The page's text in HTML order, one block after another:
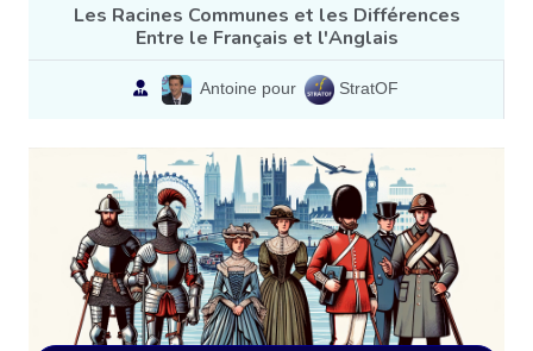
Les Racines Communes et les Différences
Entre le Français et l'Anglais
Antoine pour StratOF